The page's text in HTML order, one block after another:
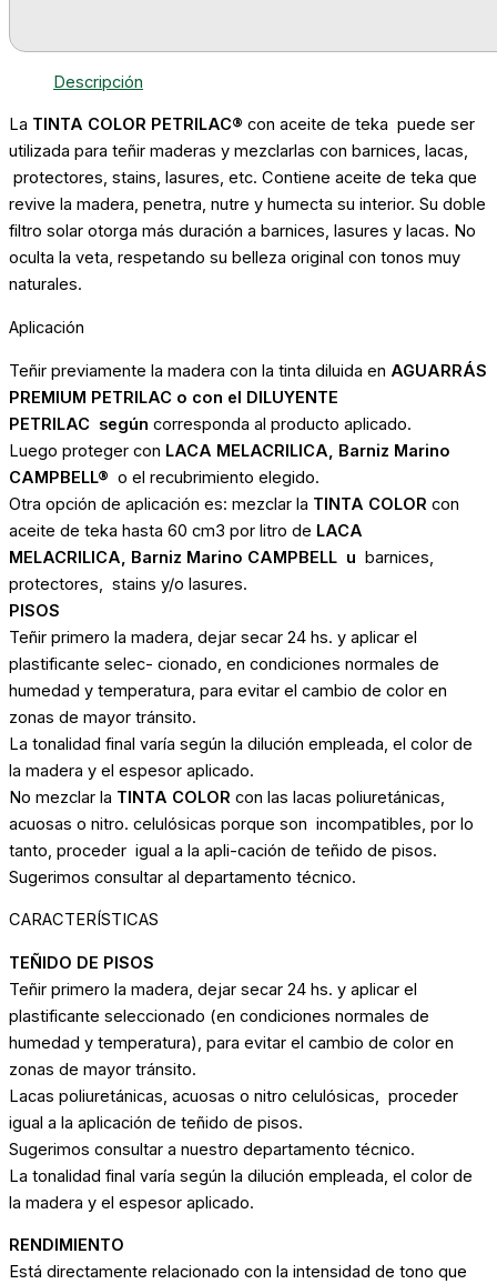
Descripción
La TINTA COLOR PETRILAC® con aceite de teka puede ser
utilizada para teñir maderas y mezclarlas con barnices, lacas,
protectores, stains, lasures, etc. Contiene aceite de teka que
revive la madera, penetra, nutre y humecta su interior. Su doble
filtro solar otorga más duración a barnices, lasures y lacas. No
oculta la veta, respetando su belleza original con tonos muy
naturales.
Aplicación
Teñir previamente la madera con la tinta diluida en AGUARRÁS
PREMIUM PETRILAC o con el DILUYENTE
PETRILAC según corresponda al producto aplicado.
Luego proteger con LACA MELACRILICA, Barniz Marino
CAMPBELL® o el recubrimiento elegido.
Otra opción de aplicación es: mezclar la TINTA COLOR con
aceite de teka hasta 60 cm3 por litro de LACA
MELACRILICA, Barniz Marino CAMPBELL u barnices,
protectores, stains y/o lasures.
PISOS
Teñir primero la madera, dejar secar 24 hs. y aplicar el
plastificante selec- cionado, en condiciones normales de
humedad y temperatura, para evitar el cambio de color en
zonas de mayor tránsito.
La tonalidad final varía según la dilución empleada, el color de
la madera y el espesor aplicado.
No mezclar la TINTA COLOR con las lacas poliuretánicas,
acuosas o nitro. celulósicas porque son incompatibles, por lo
tanto, proceder igual a la apli-cación de teñido de pisos.
Sugerimos consultar al departamento técnico.
CARACTERÍSTICAS
TEÑIDO DE PISOS
Teñir primero la madera, dejar secar 24 hs. y aplicar el
plastificante seleccionado (en condiciones normales de
humedad y temperatura), para evitar el cambio de color en
zonas de mayor tránsito.
Lacas poliuretánicas, acuosas o nitro celulósicas, proceder
igual a la aplicación de teñido de pisos.
Sugerimos consultar a nuestro departamento técnico.
La tonalidad final varía según la dilución empleada, el color de
la madera y el espesor aplicado.
RENDIMIENTO
Está directamente relacionado con la intensidad de tono que